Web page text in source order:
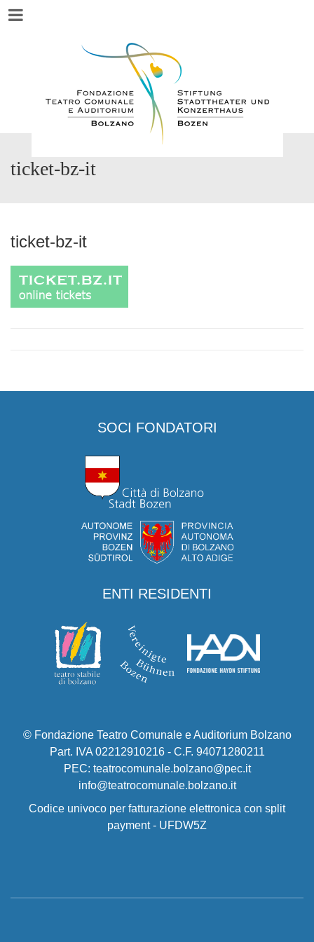
Menu
ticket-bz-it
ticket-bz-it
SOCI FONDATORI
ENTI RESIDENTI
© Fondazione Teatro Comunale e Auditorium Bolzano
Part. IVA 02212910216 - C.F. 94071280211
PEC: teatrocomunale.bolzano@pec.it
info@teatrocomunale.bolzano.it
Codice univoco per fatturazione elettronica con split
payment - UFDW5Z